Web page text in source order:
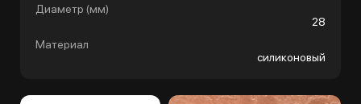
Диаметр (мм)
28
Материал
силиконовый